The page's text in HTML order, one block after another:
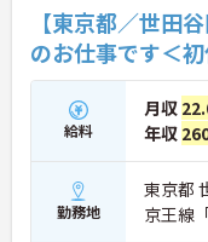
【最新のICT設備によ
減できます】
・睡眠見守りセンサー
スタッフの業務負荷
・夜間の巡視負担や
を持ったケアの実践
【手厚い資格取得支
アアップを描けます】
・介護福祉士実務者研
る専門の教育体制が整
【東京都／世田
のお仕事です＜
給料
月収
年収
勤務地
東京都
京王線